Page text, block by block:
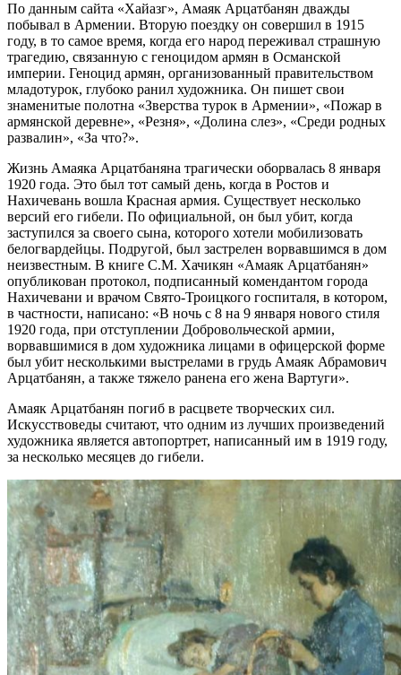
По данным сайта «Хайазг», Амаяк Арцатбанян дважды
побывал в Армении. Вторую поездку он совершил в 1915
году, в то самое время, когда его народ переживал страшную
трагедию, связанную с геноцидом армян в Османской
империи. Геноцид армян, организованный правительством
младотурок, глубоко ранил художника. Он пишет свои
знаменитые полотна «Зверства турок в Армении», «Пожар в
армянской деревне», «Резня», «Долина слез», «Среди родных
развалин», «За что?».
Жизнь Амаяка Арцатбаняна трагически оборвалась 8 января
1920 года. Это был тот самый день, когда в Ростов и
Нахичевань вошла Красная армия. Существует несколько
версий его гибели. По официальной, он был убит, когда
заступился за своего сына, которого хотели мобилизовать
белогвардейцы. Подругой, был застрелен ворвавшимся в дом
неизвестным. В книге С.М. Хачикян «Амаяк Арцатбанян»
опубликован протокол, подписанный комендантом города
Нахичевани и врачом Свято-Троицкого госпиталя, в котором,
в частности, написано: «В ночь с 8 на 9 января нового стиля
1920 года, при отступлении Добровольческой армии,
ворвавшимися в дом художника лицами в офицерской форме
был убит несколькими выстрелами в грудь Амаяк Абрамович
Арцатбанян, а также тяжело ранена его жена Вартуги».
Амаяк Арцатбанян погиб в расцвете творческих сил.
Искусствоведы считают, что одним из лучших произведений
художника является автопортрет, написанный им в 1919 году,
за несколько месяцев до гибели.